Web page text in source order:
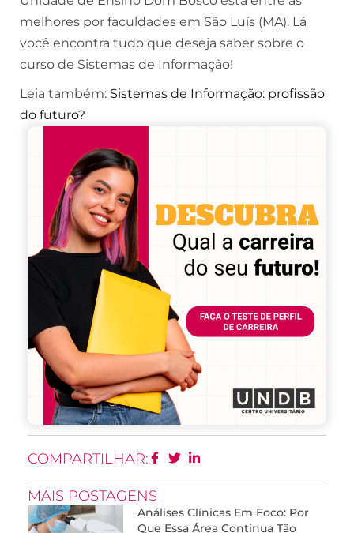
melhores por faculdades em São Luís (MA). Lá
você encontra tudo que deseja saber sobre o
curso de Sistemas de Informação!
Leia também: Sistemas de Informação: profissão
do futuro?
COMPARTILHAR:
MAIS POSTAGENS
Análises Clínicas Em Foco: Por
Que Essa Área Continua Tão